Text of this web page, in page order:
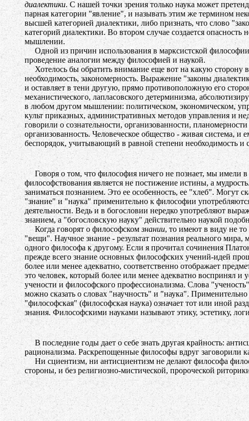
диалектики. С нашей точки зрения только наука может
парная категории "явление", и называть этим же термином
высшей категорией диалектики, либо признать, что слово
категорий диалектики. Во втором случае создается
мышлении.
Одной из причин использования в марксистской философии
проведение аналогии между философией и наукой.
Хотелось бы обратить внимание еще вот на какую сторону
необходимость, закономерность. Выражение "законы
и оставляет в тени другую, прямо противоположную его
механистического, лапласовского детерминизма,
в любом другом мышлении: политическом, экономическом,
культ приказных, административных методов управления и
говорили о сознательности, организованности,
организованность. Человеческое общество - живая система,
беспорядок, учитывающий в равной степени необходимость и
Говоря о том, что философия ничего не познает, мы имели в
философствования является не постижение истины, а
заниматься познанием. Это ее особенность, ее "хлеб". Могут
"знание" и "наука" применительно к философии
деятельности. Ведь и в богословии нередко употребляют
знанием, а "богословскую науку" действительно наукой
Когда говорят о философскомзнании, то имеют в виду не то
"вещи". Научное знание - результат познания реального
одного философа к другому. Если я прочитал сочинения
прежде всего знание основных философских учений-идей
более или менее адекватно, соответственно отображает
это человек, который более или менее адекватно воспринял
учености и философского профессионализма. Слова
можно сказать о словах "научность" и "наука".
"философская" (философская наука) означает тот или иной
знания. Философскими науками называют этику, эстетику,
В последние годы дает о себе знать другая крайность:
рационализма. Раскрепощенные философы вдруг заговорили
Ни сциентизм, ни антисциентизм не делают философа
стороны, и без религиозно-мистической, пророческой